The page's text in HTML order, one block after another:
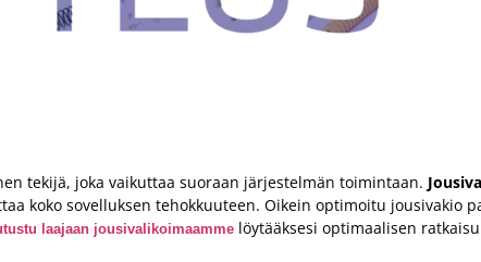
tekijä, joka vaikuttaa suoraan järjestelmän toimintaan.
koko sovelluksen tehokkuuteen. Oikein optimoitu jousivakio
laajaan jousivalikoimaamme löytääksesi optimaalisen